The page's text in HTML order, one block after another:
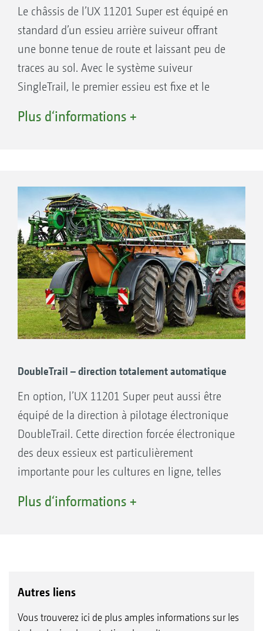
Le châssis de l’UX 11201 Super est équipé en
standard d’un essieu arrière suiveur offrant
une bonne tenue de route et laissant peu de
traces au sol. Avec le système suiveur
SingleTrail, le premier essieu est fixe et le
bonne tenue de route, sans ripage des roues.
être déverrouillé dans les virages serrés et les
déplacements lents.
Autosuivi SingleTrail au travail dans le champ
Plus d‘informations +
DoubleTrail – direction totalement automatique
En option, l’UX 11201 Super peut aussi être
équipé de la direction à pilotage électronique
DoubleTrail. Cette direction forcée électronique
des deux essieux est particulièrement
importante pour les cultures en ligne, telles
également les petites parcelles pour éviter les
Plus d‘informations +
Autres liens
Vous trouverez ici de plus amples informations sur les